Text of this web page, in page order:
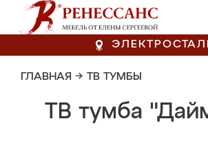
ГЛАВНАЯ → ТВ ТУМБЫ
ТВ тумба